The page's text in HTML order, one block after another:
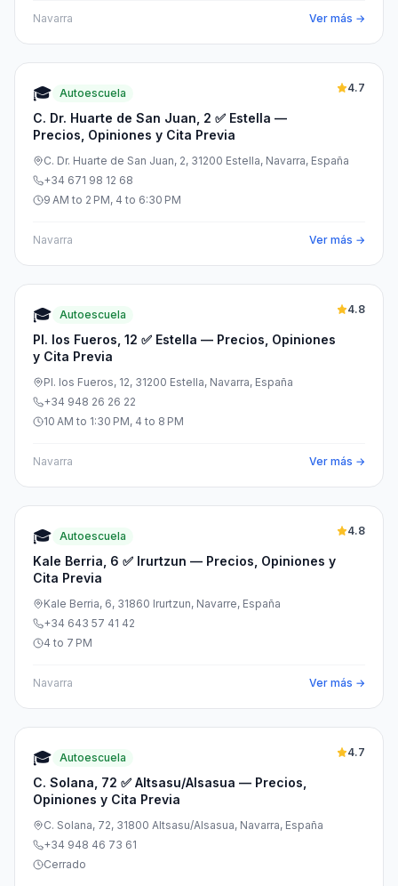
Navarra Ver más →
🎓 Autoescuela
C. Dr. Huarte de San Juan, 2 ✅ Estella —
Precios, Opiniones y Cita Previa
4.7
C. Dr. Huarte de San Juan, 2, 31200 Estella, Navarra, España
+34 671 98 12 68
9 AM to 2 PM, 4 to 6:30 PM
Navarra Ver más →
🎓 Autoescuela
Pl. los Fueros, 12 ✅ Estella — Precios, Opiniones
y Cita Previa
4.8
Pl. los Fueros, 12, 31200 Estella, Navarra, España
+34 948 26 26 22
10 AM to 1:30 PM, 4 to 8 PM
Navarra Ver más →
🎓 Autoescuela
Kale Berria, 6 ✅ Irurtzun — Precios, Opiniones y
Cita Previa
4.8
Kale Berria, 6, 31860 Irurtzun, Navarre, España
+34 643 57 41 42
4 to 7 PM
Navarra Ver más →
🎓 Autoescuela
C. Solana, 72 ✅ Altsasu/Alsasua — Precios,
Opiniones y Cita Previa
4.7
C. Solana, 72, 31800 Altsasu/Alsasua, Navarra, España
+34 948 46 73 61
Cerrado